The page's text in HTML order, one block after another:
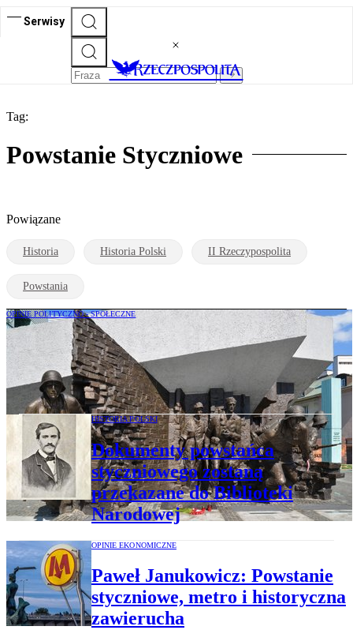
Serwisy
Tag:
Powstanie Styczniowe
Powiązane
Historia Historia Polski II Rzeczypospolita
Powstania
OPINIE POLITYCZNO - SPOŁECZNE
Jerzy Surdykowski: Gdzie na mapie
polskości znajduje się Powstanie
Warszawskie?
HISTORIA POLSKI
Dokumenty powstańca
styczniowego zostaną
przekazane do Biblioteki
Narodowej
OPINIE EKONOMICZNE
Paweł Janukowicz: Powstanie
styczniowe, metro i historyczna
zawierucha